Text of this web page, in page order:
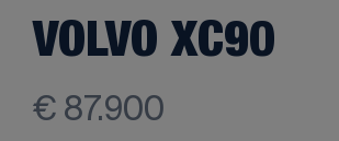
VOLVO XC90
€ 87.900